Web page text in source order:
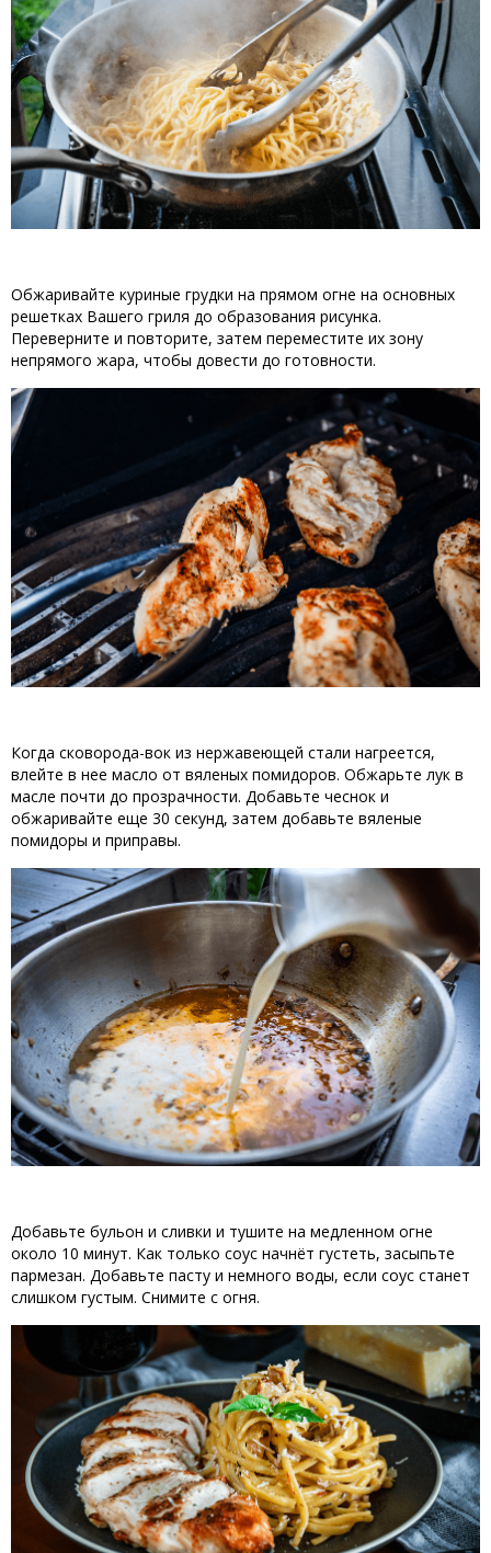
Обжаривайте куриные грудки на прямом огне на основных
решетках Вашего гриля до образования рисунка.
Переверните и повторите, затем переместите их зону
непрямого жара, чтобы довести до готовности.
Когда сковорода-вок из нержавеющей стали нагреется,
влейте в нее масло от вяленых помидоров. Обжарьте лук в
масле почти до прозрачности. Добавьте чеснок и
обжаривайте еще 30 секунд, затем добавьте
помидоры и приправы.
Добавьте бульон и сливки и тушите на
около 10 минут. Как только соус начнёт густеть,
пармезан. Добавьте пасту и немного воды, если соус станет
слишком густым. Снимите с огня.